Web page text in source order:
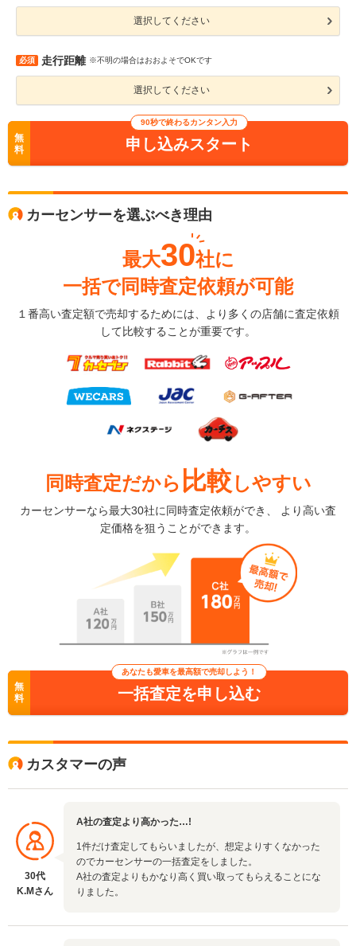
選択してください
必須 走行距離 ※不明の場合はおおよそでOKです
選択してください
無
料
90秒で終わるカンタン入力
申し込みスタート
カーセンサーを選ぶべき理由
最大30社に
一括で同時査定依頼が可能
１番高い査定額で売却するためには、より多くの店舗に査定依頼
して比較することが重要です。
同時査定だから 比較 しやすい
カーセンサーなら最大30社に同時査定依頼ができ、 より高い査
定価格を狙うことができます。
無
料
あなたも愛車を最高額で売却しよう！
一括査定を申し込む
カスタマーの声
30代
K.Mさん
A社の査定より高かった…!
1件だけ査定してもらいましたが、想定よりすくなかった
のでカーセンサーの一括査定をしました。
A社の査定よりもかなり高く買い取ってもらえることにな
りました。